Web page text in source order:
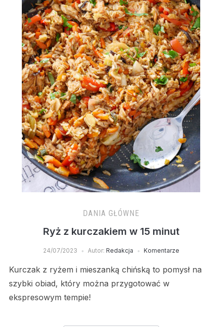
DANIA GŁÓWNE
Ryż z kurczakiem w 15 minut
24/07/2023 Autor: Redakcja Komentarze
Kurczak z ryżem i mieszanką chińską to pomysł na
szybki obiad, który można przygotować w
ekspresowym tempie!